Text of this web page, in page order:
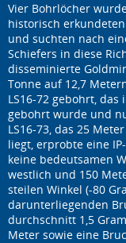
Vier Bohrlöcher
historisch
und suchten nach
Schiefers in diese
disseminierte
Tonne auf 12,7
LS16-72 gebohrt,
gebohrt wurde und
LS16-73, das 25
liegt, erprobte eine
keine bedeutsamen
westlich und 150
steilen Winkel (-80
darunterliegenden
durchschnitt 1,5
Meter sowie eine